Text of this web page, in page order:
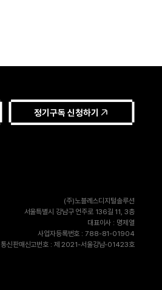
정기구독 신청하기
(주)노블레스디지털솔루션
서울특별시 강남구 언주로 136길 11, 3층
대표이사 : 명제열
사업자등록번호 : 788-81-01904
통신판매신고번호 : 제 2021-서울강남-01423호